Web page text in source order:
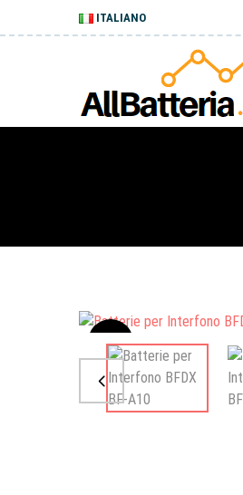
ITALIANO
Sale